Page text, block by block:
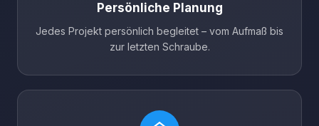
Persönliche Planung
Jedes Projekt persönlich begleitet – vom Aufmaß bis
zur letzten Schraube.